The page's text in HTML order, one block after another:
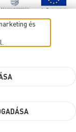
és